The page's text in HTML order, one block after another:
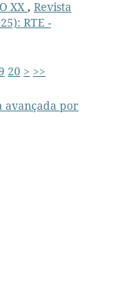
XX , Revista
RTE -
20 > >>
avançada por